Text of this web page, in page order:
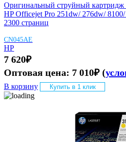
Оригинальный струйный
HP Officejet Pro 251dw/ 276dw/
2300 страниц
CN045AE
HP
7 620₽
Оптовая цена: 7 010₽ (
В корзину Купить в 1 клик